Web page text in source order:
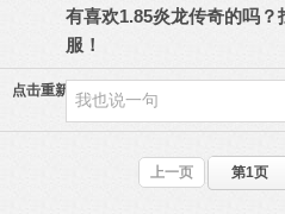
有喜欢1.85炎龙传奇的吗
服！
点击重新加载
上一页 第1页